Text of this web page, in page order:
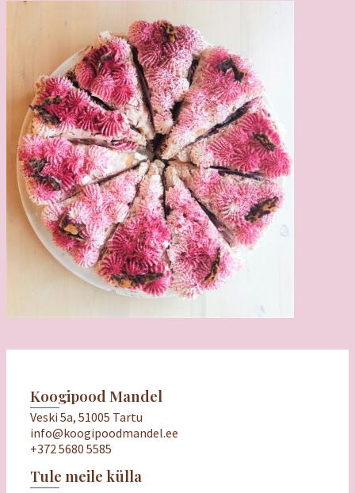
Koogipood Mandel
Veski 5a, 51005 Tartu
info@koogipoodmandel.ee
+372 5680 5585
Tule meile külla